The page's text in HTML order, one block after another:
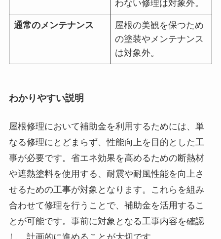
わない修理は対象外。
通常のメンテナンス
屋根の美観を保つため
の塗装やメンテナンス
は対象外。
わかりやすい説明
屋根修理において補助金を利用するためには、単
なる修理にとどまらず、性能向上を目的とした工
事が必要です。省エネ効果を高めるための断熱材
や遮熱塗料を使用する、耐震や耐風性能を向上さ
せるための工事が対象となります。これらを組み
合わせて修理を行うことで、補助金を活用するこ
とが可能です。事前に対象となる工事内容を確認